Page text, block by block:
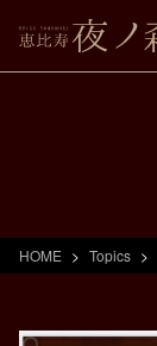
HOME Topics